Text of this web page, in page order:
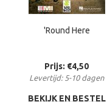
'Round Here
Prijs: €4,50
Levertijd: 5-10 dagen
BEKIJK EN BESTEL